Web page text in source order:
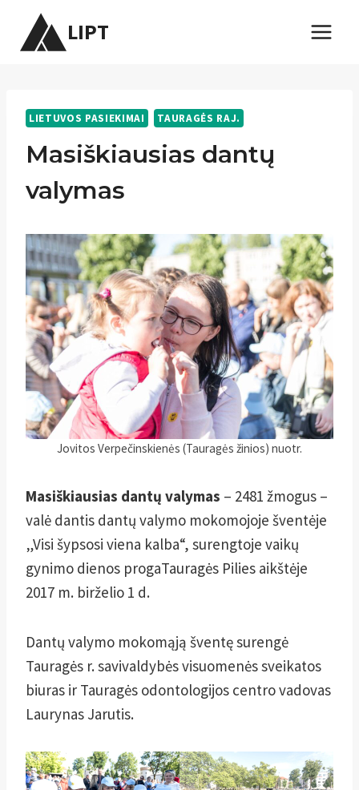
LIPT
LIETUVOS PASIEKIMAI TAURAGĖS RAJ.
Masiškiausias dantų
valymas
Jovitos Verpečinskienės (Tauragės žinios) nuotr.
Masiškiausias dantų valymas – 2481 žmogus –
valė dantis dantų valymo mokomojoje šventėje
„Visi šypsosi viena kalba“, surengtoje vaikų
gynimo dienos progaTauragės Pilies aikštėje
2017 m. birželio 1 d.
Dantų valymo mokomąją šventę surengė
Tauragės r. savivaldybės visuomenės sveikatos
biuras ir Tauragės odontologijos centro vadovas
Laurynas Jarutis.